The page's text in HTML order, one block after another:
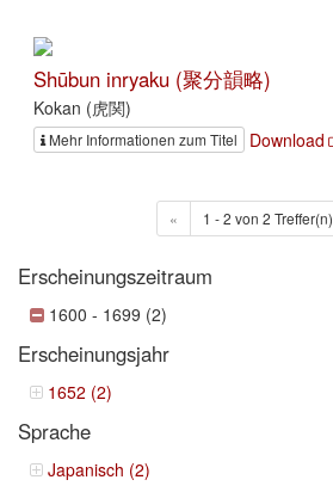
Shūbun inryaku (聚分韻略)
Kokan (虎関)
Mehr Informationen zum Titel Download
« 1 - 2 von 2 Treffer(n)
Erscheinungszeitraum
1600 - 1699 (2)
Erscheinungsjahr
1652 (2)
Sprache
Japanisch (2)